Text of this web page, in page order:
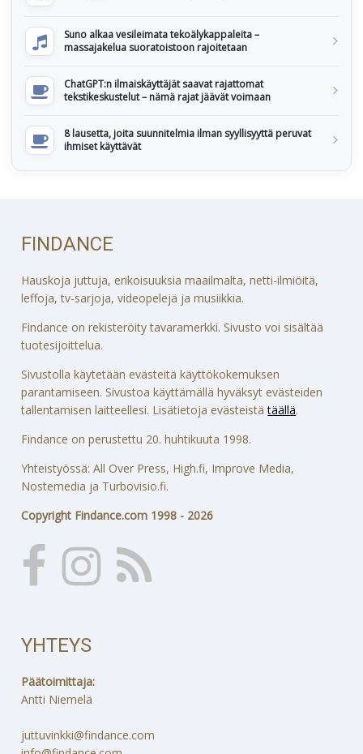
Suno alkaa vesileimata tekoälykappaleita –
massajakelua suoratoistoon rajoitetaan
ChatGPT:n ilmaiskäyttäjät saavat rajattomat
tekstikeskustelut – nämä rajat jäävät voimaan
8 lausetta, joita suunnitelmia ilman syyllisyyttä peruvat
ihmiset käyttävät
FINDANCE
Hauskoja juttuja, erikoisuuksia maailmalta, netti-ilmiöitä,
leffoja, tv-sarjoja, videopelejä ja musiikkia.
Findance on rekisteröity tavaramerkki. Sivusto voi sisältää
tuotesijoittelua.
Sivustolla käytetään evästeitä käyttökokemuksen
parantamiseen. Sivustoa käyttämällä hyväksyt evästeiden
tallentamisen laitteellesi. Lisätietoja evästeistätäällä.
Findance on perustettu 20. huhtikuuta 1998.
Yhteistyössä: All Over Press, High.fi, Improve Media,
Nostemedia ja Turbovisio.fi.
Copyright Findance.com 1998 - 2026
YHTEYS
Päätoimittaja:
Antti Niemelä
juttuvinkki@findance.com